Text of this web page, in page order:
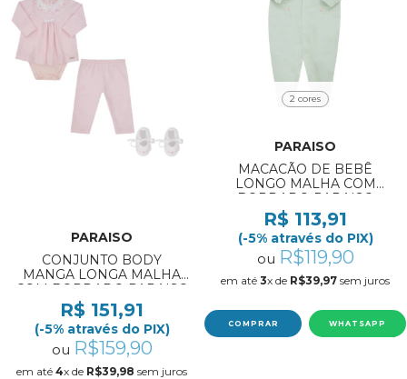
PARAISO
CONJUNTO BODY
MANGA LONGA MALHA
COM BORDADO PARAISO
REF:20035 RN/P
R$ 151,91
(-5% através do PIX)
ou R$159,90
em até 4x de R$39,98 sem juros
2 cores
PARAISO
MACACÃO DE BEBÊ
LONGO MALHA COM
BORDADO PARAISO
REF:20024 RN/M
R$ 113,91
(-5% através do PIX)
ou R$119,90
em até 3x de R$39,97 sem juros
COMPRAR WHATSAPP